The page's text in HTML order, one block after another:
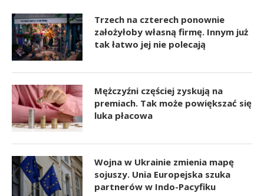
Trzech na czterech ponownie
założyłoby własną firmę. Innym już
tak łatwo jej nie polecają
Mężczyźni częściej zyskują na
premiach. Tak może powiększać się
luka płacowa
Wojna w Ukrainie zmienia mapę
sojuszy. Unia Europejska szuka
partnerów w Indo-Pacyfiku